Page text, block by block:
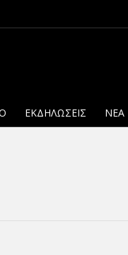
ΕΚΔΗΛΏΣΕΙΣ NΈΑ